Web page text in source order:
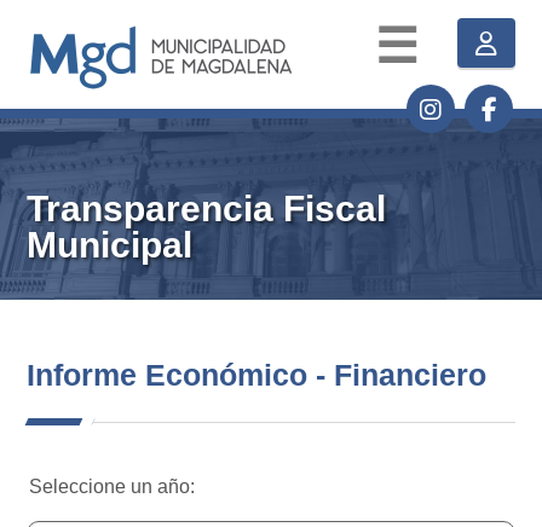
☰
Transparencia Fiscal
Municipal
Informe Económico - Financiero
Seleccione un año: